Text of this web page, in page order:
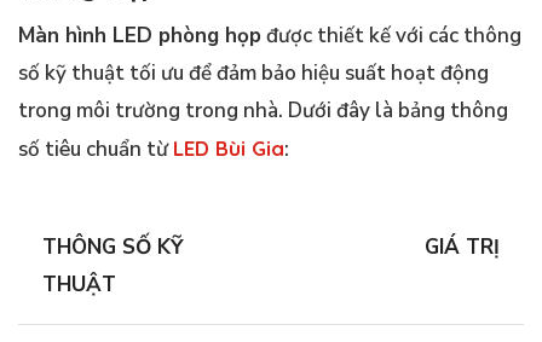
Màn hình LED phòng họpđược thiết kế với các thông
số kỹ thuật tối ưu để đảm bảo hiệu suất hoạt động
trong môi trường trong nhà. Dưới đây là bảng thông
số tiêu chuẩn từLED Bùi Gia:
THÔNG SỐ KỸ
THUẬT
GIÁ TRỊ